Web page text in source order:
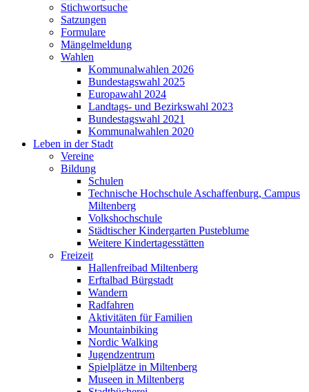
Stichwortsuche
Satzungen
Formulare
Mängelmeldung
Wahlen
Kommunalwahlen 2026
Bundestagswahl 2025
Europawahl 2024
Landtags- und Bezirkswahl 2023
Bundestagswahl 2021
Kommunalwahlen 2020
Leben in der Stadt
Vereine
Bildung
Schulen
Technische Hochschule Aschaffenburg, Campus
Miltenberg
Volkshochschule
Städtischer Kindergarten Pusteblume
Weitere Kindertagesstätten
Freizeit
Hallenfreibad Miltenberg
Erftalbad Bürgstadt
Wandern
Radfahren
Aktivitäten für Familien
Mountainbiking
Nordic Walking
Jugendzentrum
Spielplätze in Miltenberg
Museen in Miltenberg